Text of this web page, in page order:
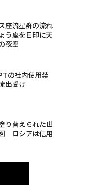
座流星群の流れ
う座を目印に天
夜空
の社内使用禁
出受け
り替えられた世
ロシアは信用